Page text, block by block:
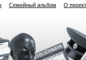
Семейный альбом О